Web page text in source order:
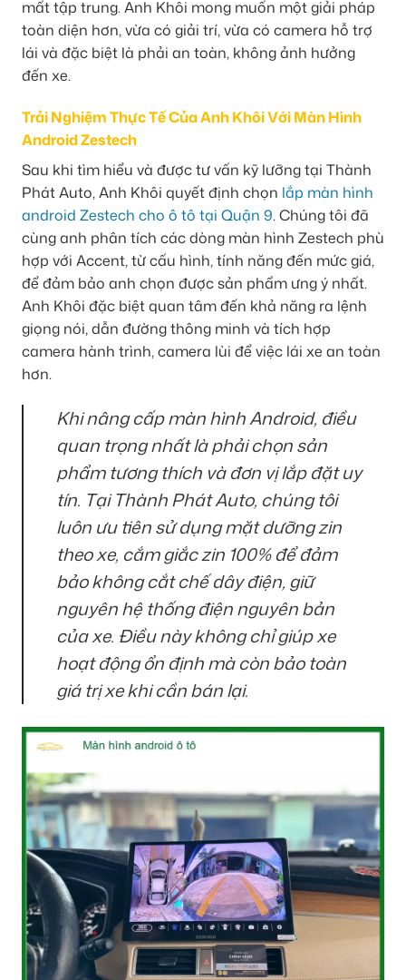
mất tập trung. Anh Khôi mong muốn một giải pháp
toàn diện hơn, vừa có giải trí, vừa có camera hỗ trợ
lái và đặc biệt là phải an toàn, không ảnh hưởng
đến xe.
Trải Nghiệm Thực Tế Của Anh Khôi Với Màn Hình
Android Zestech
Sau khi tìm hiểu và được tư vấn kỹ lưỡng tại Thành
Phát Auto, Anh Khôi quyết định chọn lắp màn hình
android Zestech cho ô tô tại Quận 9. Chúng tôi đã
cùng anh phân tích các dòng màn hình Zestech phù
hợp với Accent, từ cấu hình, tính năng đến mức giá,
để đảm bảo anh chọn được sản phẩm ưng ý nhất.
Anh Khôi đặc biệt quan tâm đến khả năng ra lệnh
giọng nói, dẫn đường thông minh và tích hợp
camera hành trình, camera lùi để việc lái xe an toàn
hơn.
Khi nâng cấp màn hình Android, điều
quan trọng nhất là phải chọn sản
phẩm tương thích và đơn vị lắp đặt uy
tín. Tại Thành Phát Auto, chúng tôi
luôn ưu tiên sử dụng mặt dưỡng zin
theo xe, cắm giắc zin 100% để đảm
bảo không cắt chế dây điện, giữ
nguyên hệ thống điện nguyên bản
của xe. Điều này không chỉ giúp xe
hoạt động ổn định mà còn bảo toàn
giá trị xe khi cần bán lại.